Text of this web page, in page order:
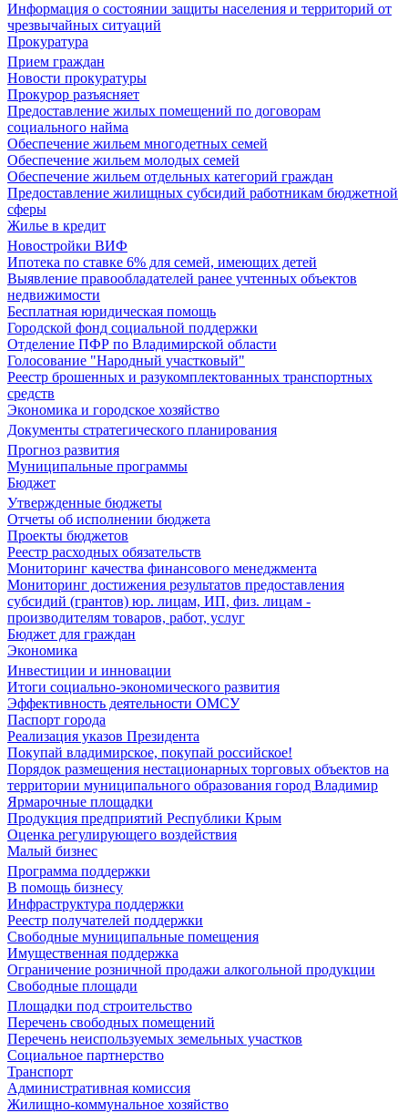
Информация о состоянии защиты населения и территорий от
чрезвычайных ситуаций
Прокуратура
Прием граждан
Новости прокуратуры
Прокурор разъясняет
Предоставление жилых помещений по договорам
социального найма
Обеспечение жильем многодетных семей
Обеспечение жильем молодых семей
Обеспечение жильем отдельных категорий граждан
Предоставление жилищных субсидий работникам бюджетной
сферы
Жилье в кредит
Новостройки ВИФ
Ипотека по ставке 6% для семей, имеющих детей
Выявление правообладателей ранее учтенных объектов
недвижимости
Бесплатная юридическая помощь
Городской фонд социальной поддержки
Отделение ПФР по Владимирской области
Голосование "Народный участковый"
Реестр брошенных и разукомплектованных транспортных
средств
Экономика и городское хозяйство
Документы стратегического планирования
Прогноз развития
Муниципальные программы
Бюджет
Утвержденные бюджеты
Отчеты об исполнении бюджета
Проекты бюджетов
Реестр расходных обязательств
Мониторинг качества финансового менеджмента
Мониторинг достижения результатов предоставления
субсидий (грантов) юр. лицам, ИП, физ. лицам -
производителям товаров, работ, услуг
Бюджет для граждан
Экономика
Инвестиции и инновации
Итоги социально-экономического развития
Эффективность деятельности ОМСУ
Паспорт города
Реализация указов Президента
Покупай владимирское, покупай российское!
Порядок размещения нестационарных торговых объектов на
территории муниципального образования город Владимир
Ярмарочные площадки
Продукция предприятий Республики Крым
Оценка регулирующего воздействия
Малый бизнес
Программа поддержки
В помощь бизнесу
Инфраструктура поддержки
Реестр получателей поддержки
Свободные муниципальные помещения
Имущественная поддержка
Ограничение розничной продажи алкогольной продукции
Свободные площади
Площадки под строительство
Перечень свободных помещений
Перечень неиспользуемых земельных участков
Социальное партнерство
Транспорт
Административная комиссия
Жилищно-коммунальное хозяйство